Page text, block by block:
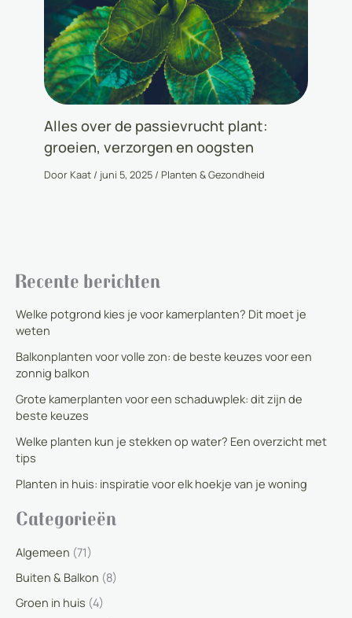
Alles over de passievrucht plant:
groeien, verzorgen en oogsten
Door Kaat / juni 5, 2025 / Planten & Gezondheid
Recente berichten
Welke potgrond kies je voor kamerplanten? Dit moet je
weten
Balkonplanten voor volle zon: de beste keuzes voor een
zonnig balkon
Grote kamerplanten voor een schaduwplek: dit zijn de
beste keuzes
Welke planten kun je stekken op water? Een overzicht met
tips
Planten in huis: inspiratie voor elk hoekje van je woning
Categorieën
Algemeen (71)
Buiten & Balkon (8)
Groen in huis (4)